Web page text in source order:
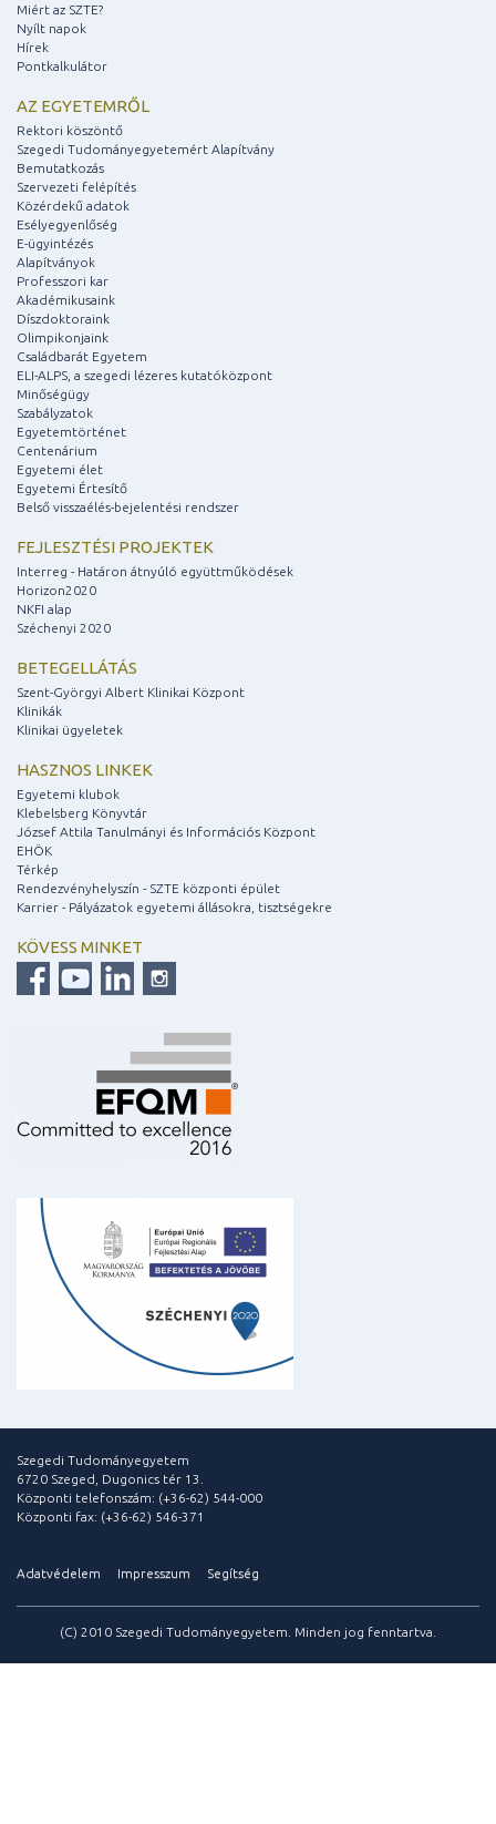
Miért az SZTE?
Nyílt napok
Hírek
Pontkalkulátor
AZ EGYETEMRŐL
Rektori köszöntő
Szegedi Tudományegyetemért Alapítvány
Bemutatkozás
Szervezeti felépítés
Közérdekű adatok
Esélyegyenlőség
E-ügyintézés
Alapítványok
Professzori kar
Akadémikusaink
Díszdoktoraink
Olimpikonjaink
Családbarát Egyetem
ELI-ALPS, a szegedi lézeres kutatóközpont
Minőségügy
Szabályzatok
Egyetemtörténet
Centenárium
Egyetemi élet
Egyetemi Értesítő
Belső visszaélés-bejelentési rendszer
FEJLESZTÉSI PROJEKTEK
Interreg - Határon átnyúló együttműködések
Horizon2020
NKFI alap
Széchenyi 2020
BETEGELLÁTÁS
Szent-Györgyi Albert Klinikai Központ
Klinikák
Klinikai ügyeletek
HASZNOS LINKEK
Egyetemi klubok
Klebelsberg Könyvtár
József Attila Tanulmányi és Információs Központ
EHÖK
Térkép
Rendezvényhelyszín - SZTE központi épület
Karrier - Pályázatok egyetemi állásokra, tisztségekre
KÖVESS MINKET
Szegedi Tudományegyetem
6720 Szeged, Dugonics tér 13.
Központi telefonszám: (+36-62) 544-000
Központi fax: (+36-62) 546-371
Adatvédelem Impresszum Segítség
(C) 2010 Szegedi Tudományegyetem. Minden jog fenntartva.